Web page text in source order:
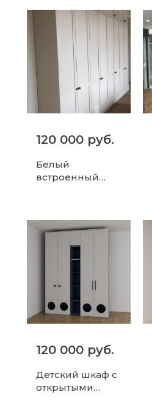
120 000 руб.
Белый
встроенный
хранения
120 000 руб.
Детский шкаф с
открытыми